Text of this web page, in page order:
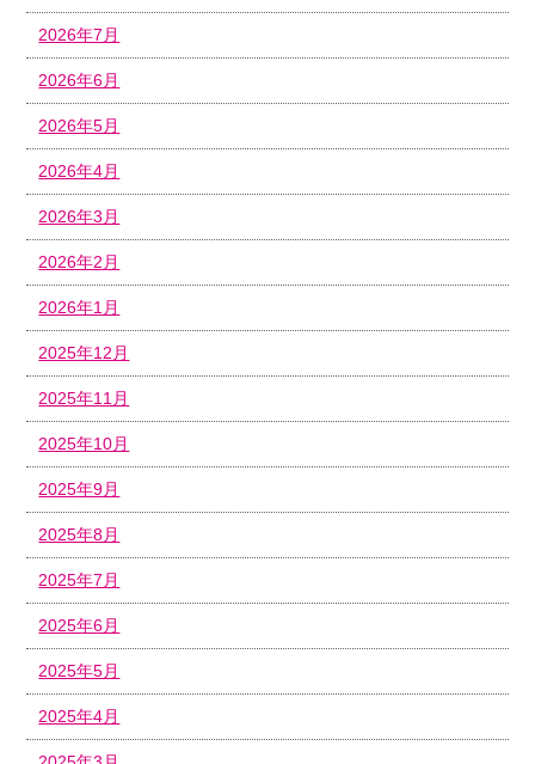
2026年7月
2026年6月
2026年5月
2026年4月
2026年3月
2026年2月
2026年1月
2025年12月
2025年11月
2025年10月
2025年9月
2025年8月
2025年7月
2025年6月
2025年5月
2025年4月